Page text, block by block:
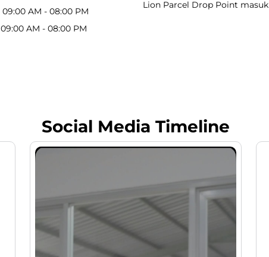
09:00 AM - 08:00 PM
09:00 AM - 08:00 PM
Lion Parcel Drop Point masuk
Social Media Timeline